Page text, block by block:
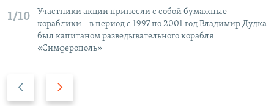
1/10
Участники акции принесли с собой бумажные
кораблики – в период с 1997 по 2001 год Владимир Дудка
был капитаном разведывательного корабля
«Симферополь»